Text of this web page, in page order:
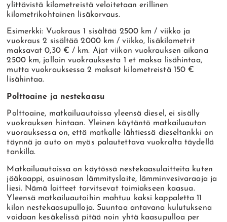
ylittävistä kilometreistä veloitetaan erillinen
kilometrikohtainen lisäkorvaus.
Esimerkki: Vuokraus 1 sisältää 2500 km / viikko ja
vuokraus 2 sisältää 2000 km / viikko, lisäkilometrit
maksavat 0,30 € / km. Ajat viikon vuokrauksen aikana
2500 km, jolloin vuokrauksesta 1 et maksa lisähintaa,
mutta vuokrauksessa 2 maksat kilometreistä 150 €
lisähintaa.
Polttoaine ja nestekaasu
Polttoaine, matkailuautoissa yleensä diesel, ei sisälly
vuokrauksen hintaan. Yleinen käytäntö matkailuauton
vuorauksessa on, että matkalle lähtiessä dieseltankki on
täynnä ja auto on myös palautettava vuokralta täydellä
tankilla.
Matkailuautoissa on käytössä nestekaasulaitteita kuten
jääkaappi, asuinosan lämmityslaite, lämminvesivaraaja ja
liesi. Nämä laitteet tarvitsevat toimiakseen kaasua.
Yleensä matkailuautoihin mahtuu kaksi kappaletta 11
kilon nestekaasupulloja. Suuntaa antavana kulutuksena
voidaan kesäkelissä pitää noin yhtä kaasupulloa per